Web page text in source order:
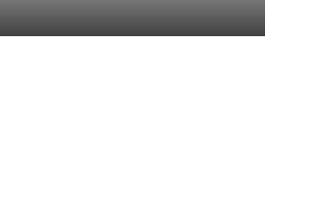
nelovil islandského lososa. Tento pořad byl